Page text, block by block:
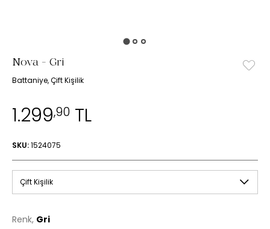
Nova - Gri
Battaniye, Çift Kişilik
1.299,90 TL
SKU:1524075
Çift Kişilik
Renk, Gri